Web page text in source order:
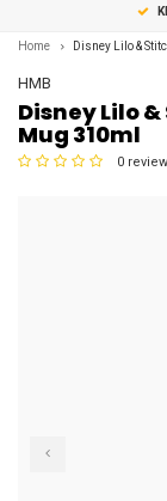
Home Disney Lilo &
HMB
Disney Lilo
Mug 310ml
0